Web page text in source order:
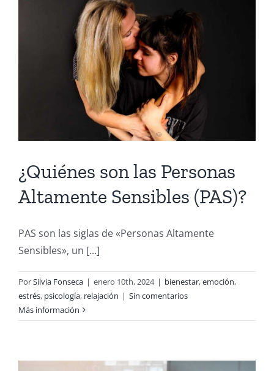
¿Quiénes son las Personas
Altamente Sensibles (PAS)?
PAS son las siglas de «Personas Altamente
Sensibles», un [...]
PorSilvia Fonseca | enero 10th, 2024 | bienestar,emoción,
estrés, psicología, relajación | Sin comentarios
Más información